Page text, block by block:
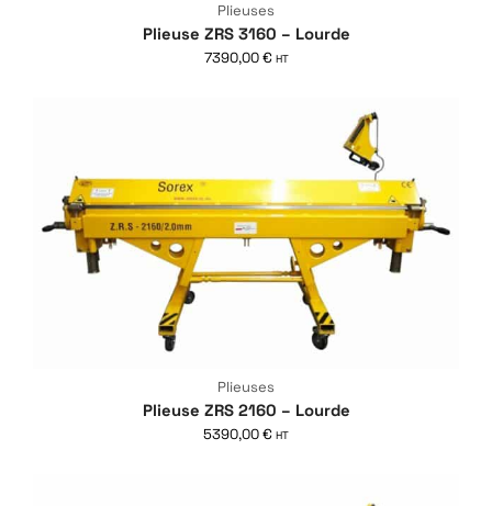
Plieuses
Plieuse ZRS 3160 – Lourde
7390,00€ HT
Plieuses
Plieuse ZRS 2160 – Lourde
5390,00€ HT